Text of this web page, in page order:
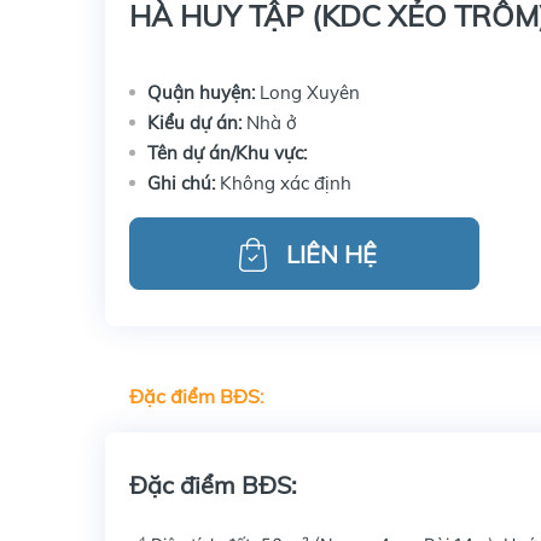
HÀ HUY TẬP (KDC XẺO
Quận huyện: Long Xuyên
Kiểu dự án: Nhà ở
Tên dự án/Khu vực:
Ghi chú: Không xác định
LIÊN HỆ
Đặc điểm BĐS:
Đặc điểm BĐS: